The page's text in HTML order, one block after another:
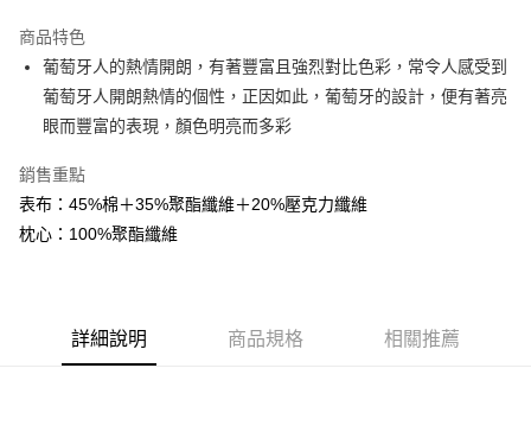
合作金庫商業銀行
華南商業銀行
彰化商業銀行
上海商業儲蓄銀行
台北富邦商業銀行
國泰世華商業銀行
兆豐國際商業銀行
匯豐（台灣）商業銀行
聯邦商業銀行
遠東國際商業銀行
元大商業銀行
6 期 0 利率 每期
華南商業銀行
彰化商業銀行
上海商業儲蓄銀行
台北富邦商業銀行
臺灣中小企業銀行
匯豐（台灣）商業銀行
華泰商業銀行
聯邦商業銀行
台灣樂天信用卡公司
12 期 0 利率 每期NT$81 21家銀行
合作金庫商業銀行
第一商業銀行
上海商業儲蓄銀行
國泰世華商業銀行
兆豐國際商業銀行
臺灣中小企業銀行
台中商業銀行
匯豐（台灣）商業銀行
台新國際商業銀行
中國信託商業銀行
台灣樂天信用卡公司
LINE Pay
Apple Pay
街口支付
全盈+PAY
商品特色
葡萄牙人的熱情開朗，有著豐富且強烈對比色彩，常令人感受到
葡萄牙人開朗熱情的個性，正因如此，葡萄牙的設計，便有著亮
眼而豐富的表現，顏色明亮而多彩
銷售重點
表布：45%棉＋35%聚酯纖維＋20%壓克力纖維
枕心：100%聚酯纖維
詳細說明 商品規格 相關推薦